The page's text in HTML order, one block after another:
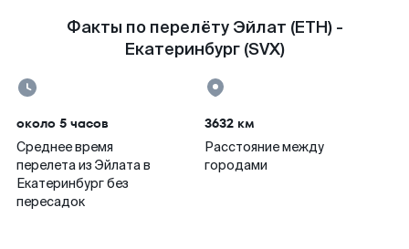
Факты по перелёту Эйлат (ETH) -
Екатеринбург (SVX)
около 5 часов
Среднее время
перелета из Эйлата в
Екатеринбург без
пересадок
3632 км
Расстояние между
городами